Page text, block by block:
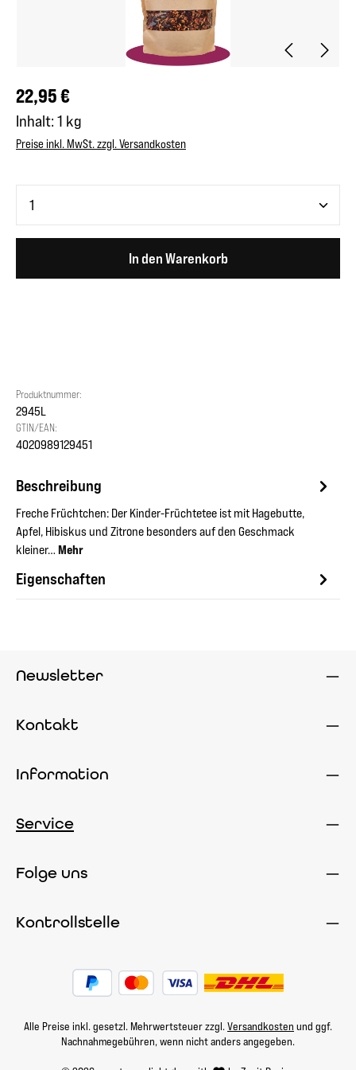
Regulärer Preis:
22,95 €
Inhalt: 1 kg
Preise inkl. MwSt. zzgl. Versandkosten
In den Warenkorb
Produktnummer:
2945L
GTIN/EAN:
4020989129451
Beschreibung
Freche Früchtchen: Der Kinder-Früchtetee ist mit Hagebutte,
Apfel, Hibiskus und Zitrone besonders auf den Geschmack
kleiner… Mehr
Eigenschaften
Newsletter
Kontakt
Information
Service
Folge uns
Kontrollstelle
Alle Preise inkl. gesetzl. Mehrwertsteuer zzgl. Versandkosten und ggf.
Nachnahmegebühren, wenn nicht anders angegeben.